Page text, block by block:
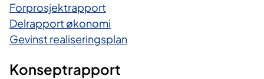
Forprosjektrapport
Delrapport økonomi
Gevinst realiseringsplan
Konseptrapport